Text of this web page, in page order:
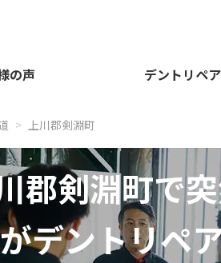
の声 デントリペ
上川郡剣淵町
郡剣淵町で
デントリペ